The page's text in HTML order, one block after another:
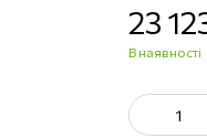
23
В наявності